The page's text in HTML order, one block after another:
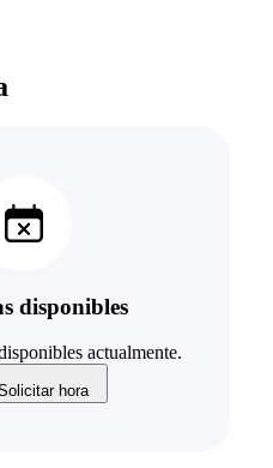
disponibles
actualmente.
hora